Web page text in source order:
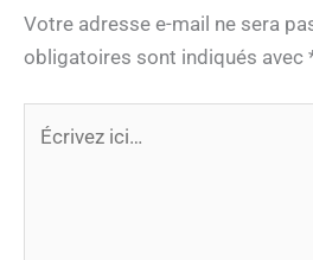
Votre adresse e-mail ne sera
obligatoires sont indiqués avec